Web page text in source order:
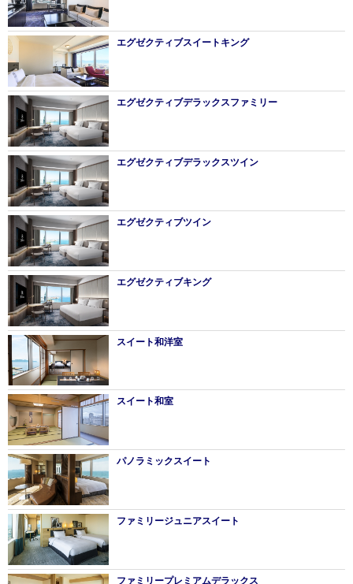
エグゼクティブスイートキング
エグゼクティブデラックスファミリー
エグゼクティブデラックスツイン
エグゼクティブツイン
エグゼクティブキング
スイート和洋室
スイート和室
パノラミックスイート
ファミリージュニアスイート
ファミリープレミアムデラックス